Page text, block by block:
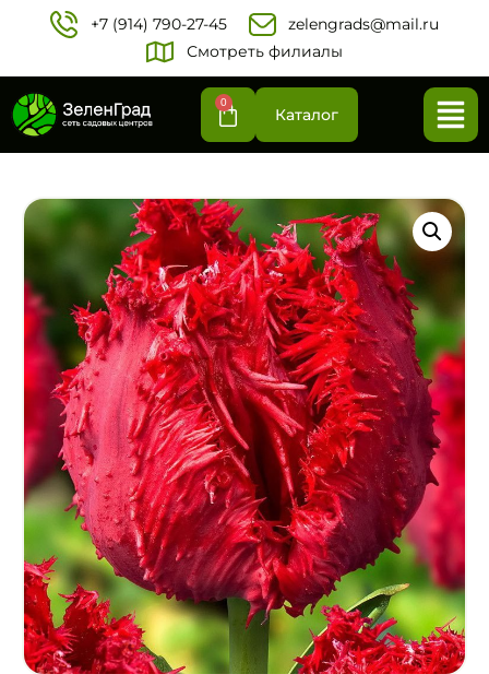
+7 (914) 790-27-45‬
zelengrads@mail.ru
Смотреть филиалы
0
Каталог